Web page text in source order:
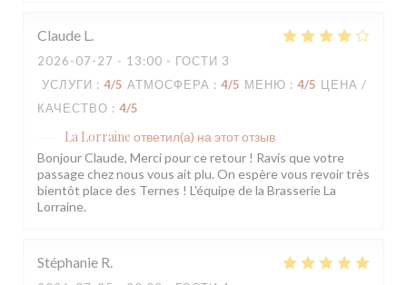
Claude L
2026-07-27 - 13:00 - ГОСТИ 3
УСЛУГИ : 4/5 АТМОСФЕРА : 4/5 МЕНЮ : 4/5 ЦЕНА /
КАЧЕСТВО : 4/5
La Lorraine ответил(а) на этот отзыв
Bonjour Claude, Merci pour ce retour ! Ravis que votre
passage chez nous vous ait plu. On espère vous revoir très
bientôt place des Ternes ! L'équipe de la Brasserie La
Lorraine.
Stéphanie R